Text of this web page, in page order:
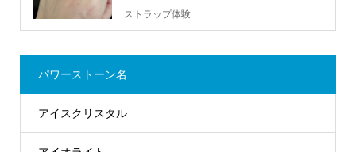
ストラップ体験
パワーストーン名
アイスクリスタル